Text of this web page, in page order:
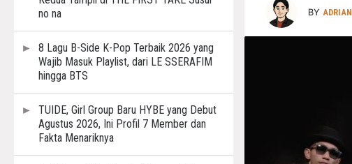
no na
8 Lagu B-Side K-Pop Terbaik 2026 yang
Wajib Masuk Playlist, dari LE SSERAFIM
hingga BTS
TUIDE, Girl Group Baru HYBE yang Debut
Agustus 2026, Ini Profil 7 Member dan
Fakta Menariknya
BY